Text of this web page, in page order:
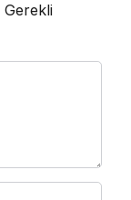
Gerekli